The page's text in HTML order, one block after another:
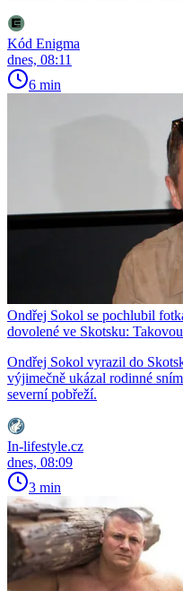
Kód Enigma
dnes, 08:11
6 min
Ondřej Sokol se pochlubil
dovolené ve Skotsku:
Ondřej Sokol vyrazil do
výjimečně ukázal rodinné
severní pobřeží.
In-lifestyle.cz
dnes, 08:09
3 min